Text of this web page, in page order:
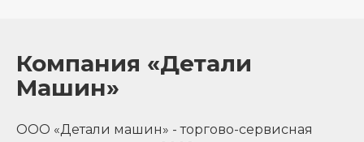
Компания «Детали
Машин»
ООО «Детали машин» - торгово-сервисная